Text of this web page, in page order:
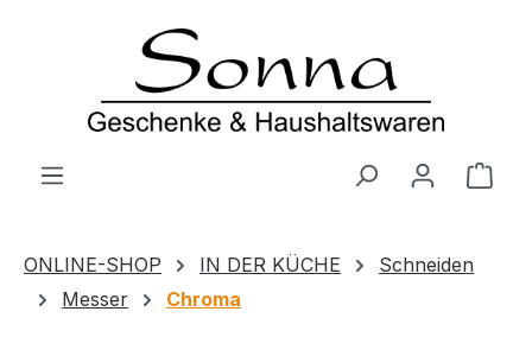
Zum Hauptinhalt springen
ONLINE-SHOP IN DER KÜCHE
Schneiden
Messer
Chroma